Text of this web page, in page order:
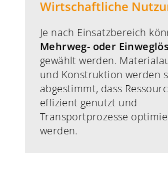
Wirtschaftliche
Je nach Einsatzbereich
Mehrweg- oder
gewählt werden.
und Konstruktion werden
abgestimmt, dass
effizient genutzt und
Transportprozesse
werden.